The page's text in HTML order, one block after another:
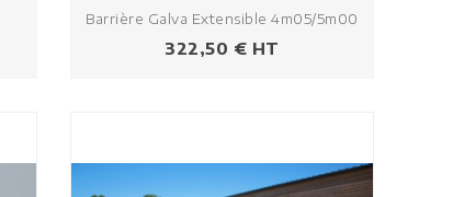
Barrière Galva Extensible 4m05/5m00
Prezzo
322,50 € HT